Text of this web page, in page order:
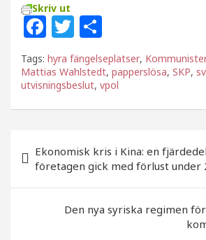
Skriv ut
F
a
c
e
b
o
k
T
w
itt
e
r
el
a
Tags: hyra fängelseplatser,
Mattias Wahlstedt, papperslösa, SKP,
utvisningsbeslut, vpol
Ekonomisk kris i Kina: en
företagen gick med förlust under
Den nya syriska regimen